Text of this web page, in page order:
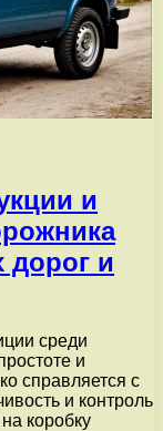
и
дорог и
среди
и
справляется с
и контроль
коробку